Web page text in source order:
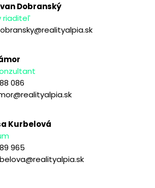
Dobranský
riaditeľ
086
Kurbelová
965